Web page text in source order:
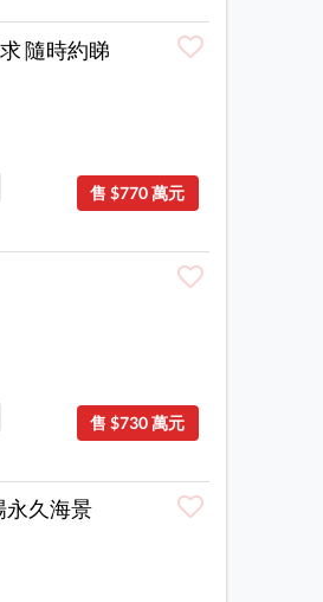
隨時約睇
售 $770 萬元
售 $730 萬元
永久海景